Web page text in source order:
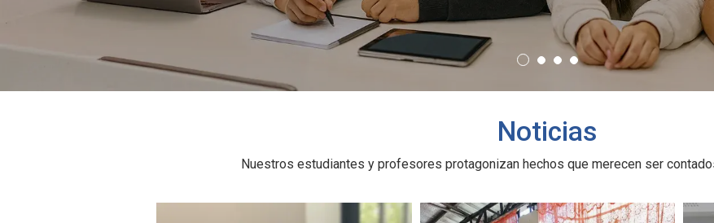
Noticias
Nuestros estudiantes y profesores protagonizan hechos que merecen ser